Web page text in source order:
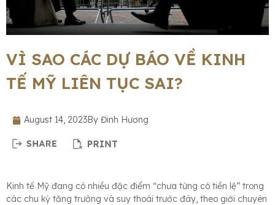
VÌ SAO CÁC DỰ BÁO VỀ KINH
TẾ MỸ LIÊN TỤC SAI?
August 14, 2023By Đinh Hương
Kinh tế Mỹ đang có nhiều đặc điểm “chưa từng có tiền lệ” trong
các chu kỳ tăng trưởng và suy thoái trước đây, theo giới chuyên